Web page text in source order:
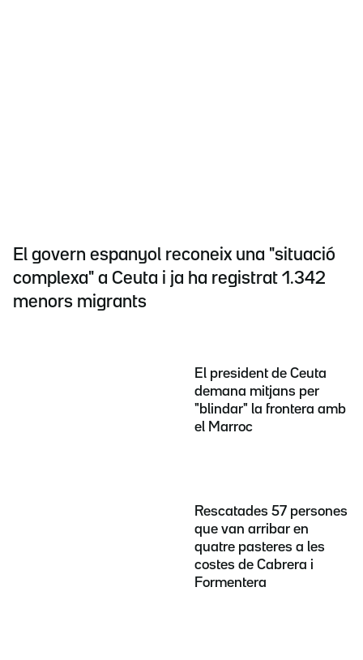
El govern espanyol reconeix una "situació
complexa" a Ceuta i ja ha registrat 1.342
menors migrants
El president de Ceuta
demana mitjans per
"blindar" la frontera amb
el Marroc
Rescatades 57 persones
que van arribar en
quatre pasteres a les
costes de Cabrera i
Formentera